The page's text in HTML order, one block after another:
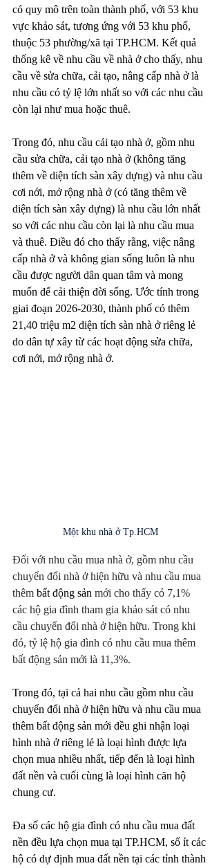
có quy mô trên toàn thành phố, với 53 khu
vực khảo sát, tương ứng với 53 khu phố,
thuộc 53 phường/xã tại TP.HCM. Kết quả
thống kê về nhu cầu về nhà ở cho thấy, nhu
cầu về sửa chữa, cải tạo, nâng cấp nhà ở là
nhu cầu có tỷ lệ lớn nhất so với các nhu cầu
còn lại như mua hoặc thuê.
Trong đó, nhu cầu cải tạo nhà ở, gồm nhu
cầu sửa chữa, cải tạo nhà ở (không tăng
thêm về diện tích sàn xây dựng) và nhu cầu
cơi nới, mở rộng nhà ở (có tăng thêm về
diện tích sàn xây dựng) là nhu cầu lớn nhất
so với các nhu cầu còn lại là nhu cầu mua
và thuê. Điều đó cho thấy rằng, việc nâng
cấp nhà ở và không gian sống luôn là nhu
cầu được người dân quan tâm và mong
muốn để cải thiện đời sống. Ước tính trong
giai đoạn 2026-2030, thành phố có thêm
21,40 triệu m2 diện tích sàn nhà ở riêng lẻ
do dân tự xây từ các hoạt động sửa chữa,
cơi nới, mở rộng nhà ở.
Một khu nhà ở Tp.HCM
Đối với nhu cầu mua nhà ở, gồm nhu cầu
chuyển đổi nhà ở hiện hữu và nhu cầu mua
thêm bất động sản mới cho thấy có 7,1%
các hộ gia đình tham gia khảo sát có nhu
cầu chuyển đổi nhà ở hiện hữu. Trong khi
đó, tỷ lệ hộ gia đình có nhu cầu mua thêm
bất động sản mới là 11,3%.
Trong đó, tại cả hai nhu cầu gồm nhu cầu
chuyển đổi nhà ở hiện hữu và nhu cầu mua
thêm bất động sản mới đều ghi nhận loại
hình nhà ở riêng lẻ là loại hình được lựa
chọn mua nhiều nhất, tiếp đến là loại hình
đất nền và cuối cùng là loại hình căn hộ
chung cư.
Đa số các hộ gia đình có nhu cầu mua đất
nền đều lựa chọn mua tại TP.HCM, số ít các
hộ có dự định mua đất nền tại các tỉnh thành